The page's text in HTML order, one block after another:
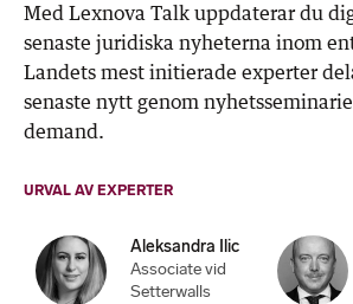
Med Lexnova Talk uppdaterar du
senaste juridiska nyheterna inom
Landets mest initierade experter
senaste nytt genom
demand.
URVAL AV EXPERTER
Aleksandra Ilic
Associate vid
Setterwalls